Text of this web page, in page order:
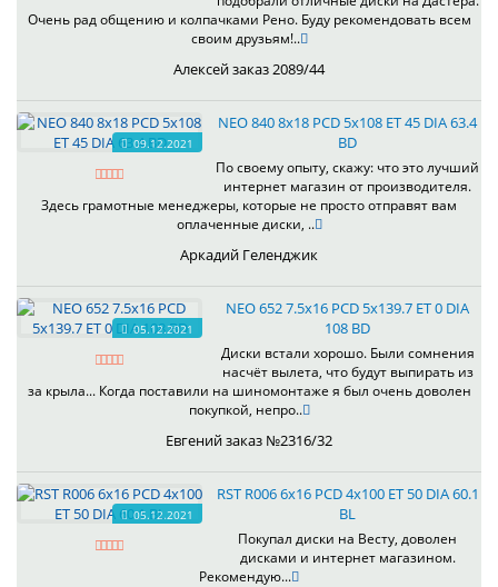
Очень рад общению и колпачками Рено. Буду рекомендовать всем
своим друзьям!..
Алексей заказ 2089/44
09.12.2021
NEO 840 8x18 PCD 5x108 ET 45 DIA 63.4
BD
По своему опыту, скажу: что это лучший
интернет магазин от производителя.
Здесь грамотные менеджеры, которые не просто отправят вам
оплаченные диски, ..
Аркадий Геленджик
05.12.2021
NEO 652 7.5x16 PCD 5x139.7 ET 0 DIA
108 BD
Диски встали хорошо. Были сомнения
насчёт вылета, что будут выпирать из
за крыла... Когда поставили на шиномонтаже я был очень доволен
покупкой, непро..
Евгений заказ №2316/32
05.12.2021
RST R006 6x16 PCD 4x100 ET 50 DIA 60.1
BL
Покупал диски на Весту, доволен
дисками и интернет магазином.
Рекомендую...